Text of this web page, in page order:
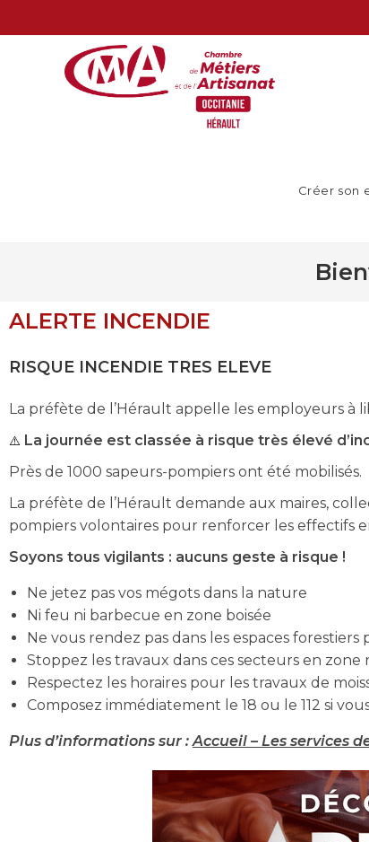
Créer son
ALERTE INCENDIE
RISQUE INCENDIE TRES ELEVE
La préfète de l’Hérault appelle les employeurs à
⚠️ La journée est classée à risque très élevé
Près de 1000 sapeurs-pompiers ont été mobilisés.
La préfète de l’Hérault demande aux maires,
pompiers volontaires pour renforcer les effectifs
Soyons tous vigilants : aucuns geste à risque !
Ne jetez pas vos mégots dans la nature
Ni feu ni barbecue en zone boisée
Ne vous rendez pas dans les espaces
Stoppez les travaux dans ces secteurs en zone
Respectez les horaires pour les travaux de
Composez immédiatement le 18 ou le 112 si
Plus d’informations sur :Accueil – Les services